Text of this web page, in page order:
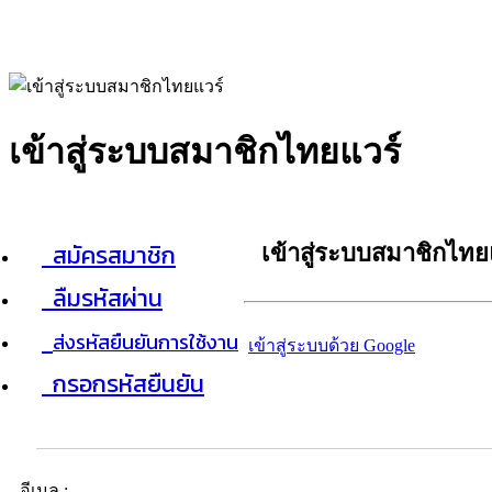
เข้าสู่ระบบสมาชิกไทยแวร์
สมัครสมาชิก
ลืมรหัสผ่าน
ส่งรหัสยืนยันการใช้งาน
กรอกรหัสยืนยัน
เข้าสู่ระบบสมาชิกไท
เข้าสู่ระบบด้วย Google